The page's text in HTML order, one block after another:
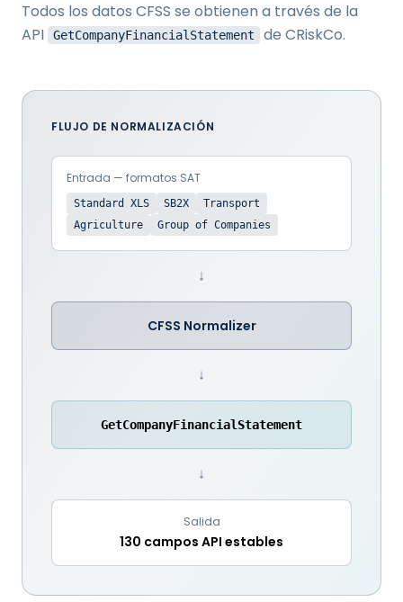
Todos los datos CFSS se obtienen a través de la
API
GetCompanyFinancialStatement de CRiskCo.
FLUJO DE NORMALIZACIÓN
Entrada — formatos SAT
Standard XLS SB2X
Transport
Agriculture
Group of Companies
↓
CFSS Normalizer
↓
GetCompanyFinancialStatement
↓
Salida
130 campos API estables